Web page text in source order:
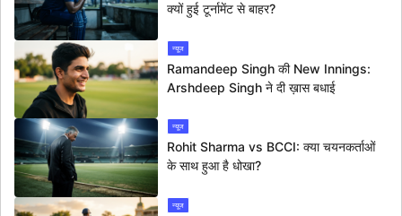
क्यों हुई टूर्नामेंट से बाहर?
न्यूज
Ramandeep Singh की New Innings:
Arshdeep Singh ने दी ख़ास बधाई
न्यूज
Rohit Sharma vs BCCI: क्या चयनकर्ताओं
के साथ हुआ है धोखा?
न्यूज